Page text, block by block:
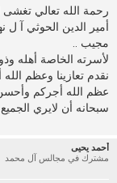
ا
ر
ك
ة
رحمة الله تعالي تغشى
أمير الدين الحوثي آ
مجيب ..
لأسرته الخاصة أهله
نقدم تعازينا وعظم
عظم الله أجركم
سبحانه أن لايري
أحمد يحيى
مشترك في مجالس آل محمد